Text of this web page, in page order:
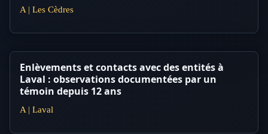
A | Les Cèdres
Enlèvements et contacts avec des entités à
Laval : observations documentées par un
témoin depuis 12 ans
A | Laval